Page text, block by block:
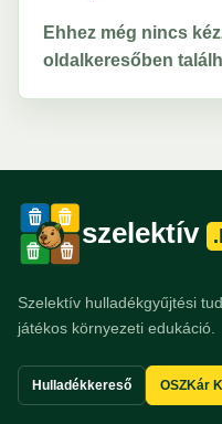
Ehhez még nincs
oldalkeresőben
szelektív
Szelektív hulladékgyűjtési
játékos környezeti edukáció.
Hulladékkereső OSZKár